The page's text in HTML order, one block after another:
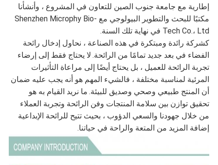
إطارية مع جامعة جنوب الصين للتعاون في المشروع ، وأنشأنا
مكتبًا للبحث والتطوير البيولوجي مع Shenzhen Microphy Bio-
Tech Co.، Ltd في نهاية تلك السنة.
كشركة رائدة ومبتكرة في هذه الصناعة ، نحاول إدخال رائحة
الفضاء في بعد جديد تمامًا من الرائحة. لا يحتاج فقط إلى إرضاء
تجربة الرائحة للعميل ، بل يحتاج أيضًا إلى مراعاة التأثيرات
المرئية لمناسبة مختلفة ، فالشيء المهم هو أنه يجب عليه ضمان
أن المنتج طبيعي وصحي وصديق للبيئة. ما نريد القيام به هو
تحقيق توازن بين سلامة المنتجات وفن الرائحة وتجربة العملاء
من خلال جهودنا والسعي الدؤوب ، بحيث تتيح للرائحة الإبداعية
إضافة المزيد من المتعة والراحة في حياتنا.